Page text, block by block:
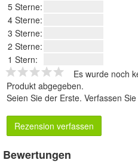
5 Sterne:
4 Sterne:
3 Sterne:
2 Sterne:
1 Stern:
Es wurde noch
Produkt abgegeben.
Seien Sie der Erste. Verfassen
Rezension verfassen
Bewertungen